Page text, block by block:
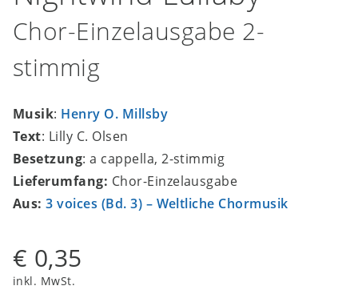
Chor-Einzelausgabe 2-
stimmig
Musik: Henry O. Millsby
Text: Lilly C. Olsen
Besetzung: a cappella, 2-stimmig
Lieferumfang: Chor-Einzelausgabe
Aus:3 voices (Bd. 3) – Weltliche Chormusik
€ 0,35
inkl. MwSt.